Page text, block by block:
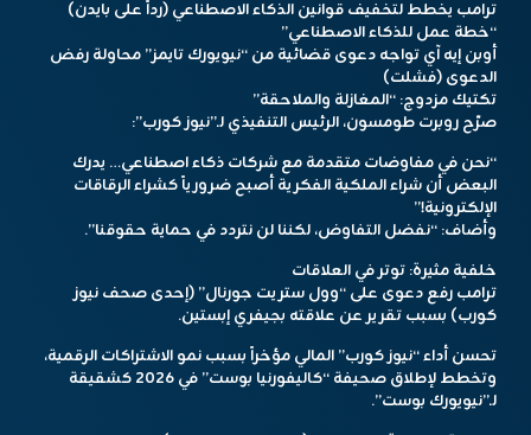
ترامب يخطط لتخفيف قوانين الذكاء الاصطناعي (رداً على بايدن)
“خطة عمل للذكاء الاصطناعي”
أوبن إيه آي تواجه دعوى قضائية من “نيويورك تايمز” محاولة رفض
الدعوى (فشلت)
تكتيك مزدوج: “المغازلة والملاحقة”
صرّح روبرت طومسون، الرئيس التنفيذي لـ”نيوز كورب”:
“نحن في مفاوضات متقدمة مع شركات ذكاء اصطناعي… يدرك
البعض أن شراء الملكية الفكرية أصبح ضرورياً كشراء الرقاقات
الإلكترونية!”
وأضاف: “نفضل التفاوض، لكننا لن نتردد في حماية حقوقنا”.
خلفية مثيرة: توتر في العلاقات
ترامب رفع دعوى على “وول ستريت جورنال” (إحدى صحف نيوز
كورب) بسبب تقرير عن علاقته بجيفري إبستين.
تحسن أداء “نيوز كورب” المالي مؤخراً بسبب نمو الاشتراكات الرقمية،
وتخطط لإطلاق صحيفة “كاليفورنيا بوست” في 2026 كشقيقة
لـ”نيويورك بوست”.